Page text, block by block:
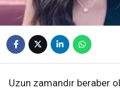
Uzun zamandır beraber